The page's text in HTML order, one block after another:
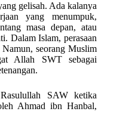
gelisah. Ada kalanya
yang menumpuk,
masa depan, atau
Dalam Islam, perasaan
seorang Muslim
Allah SWT sebagai
SAW ketika
Ahmad ibn Hanbal,